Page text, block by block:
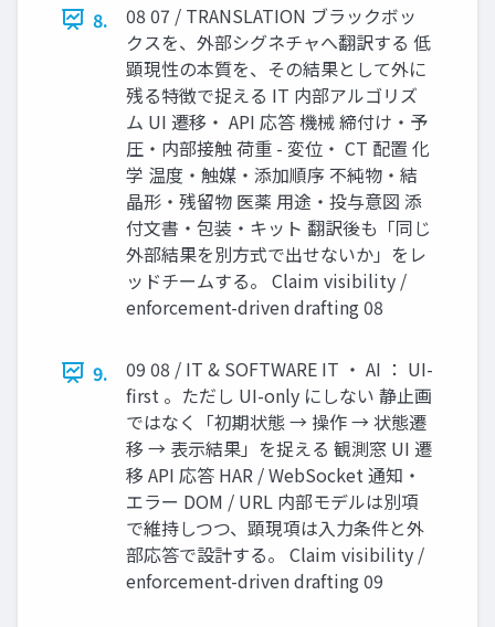
8.
08 07 / TRANSLATION ブラックボッ
クスを、外部シグネチャへ翻訳する 低
顕現性の本質を、その結果として外に
残る特徴で捉える IT 内部アルゴリズ
ム UI 遷移・ API 応答 機械 締付け・予
圧・内部接触 荷重 - 変位・ CT 配置 化
学 温度・触媒・添加順序 不純物・結
晶形・残留物 医薬 用途・投与意図 添
付文書・包装・キット 翻訳後も「同じ
外部結果を別方式で出せないか」をレ
ッドチームする。 Claim visibility /
enforcement-driven drafting 08
9.
09 08 / IT & SOFTWARE IT ・ AI ： UI-
first 。ただし UI-only にしない 静止画
ではなく「初期状態 → 操作 → 状態遷
移 → 表示結果」を捉える 観測窓 UI 遷
移 API 応答 HAR / WebSocket 通知・
エラー DOM / URL 内部モデルは別項
で維持しつつ、顕現項は入力条件と外
部応答で設計する。 Claim visibility /
enforcement-driven drafting 09